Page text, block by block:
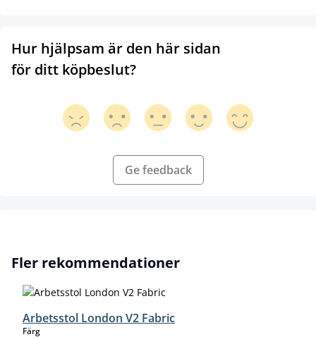
Hur hjälpsam är den här sidan
för ditt köpbeslut?
Ge feedback
Hoppa över produktgalleri
Fler rekommendationer
Arbetsstol London V2 Fabric
Färgselect